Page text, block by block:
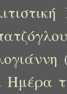
Ημέρα